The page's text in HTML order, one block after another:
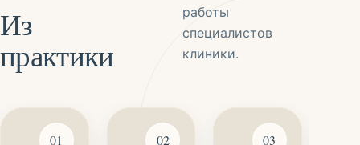
РЕЗУЛЬТАТЫ
Из
результаты
восстановительной
работы